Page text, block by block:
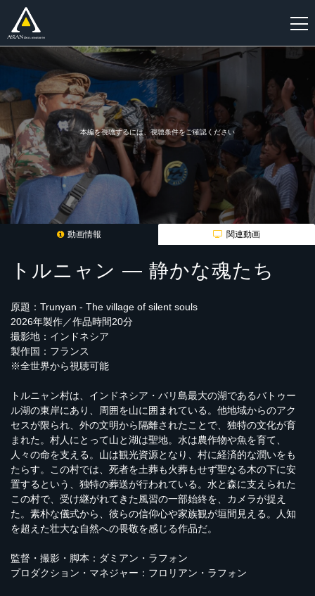
登
録
本編を視聴するには、視聴条件をご確認ください
動画情報 関連動画
トルニャン ― 静かな魂たち
原題：Trunyan - The village of silent souls
2026年製作／作品時間20分
撮影地：インドネシア
製作国：フランス
※全世界から視聴可能
トルニャン村は、インドネシア・バリ島最大の湖であるバトゥー
ル湖の東岸にあり、周囲を山に囲まれている。他地域からのアク
セスが限られ、外の文明から隔離されたことで、独特の文化が育
まれた。村人にとって山と湖は聖地。水は農作物や魚を育て、
人々の命を支える。山は観光資源となり、村に経済的な潤いをも
たらす。この村では、死者を土葬も火葬もせず聖なる木の下に安
置するという、独特の葬送が行われている。水と森に支えられた
この村で、受け継がれてきた風習の一部始終を、カメラが捉え
た。素朴な儀式から、彼らの信仰心や家族観が垣間見える。人知
を超えた壮大な自然への畏敬を感じる作品だ。
監督・撮影・脚本：ダミアン・ラフォン
プロダクション・マネジャー：フロリアン・ラフォン